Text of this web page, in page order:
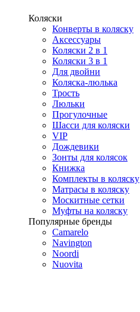
Коляски
Конверты в коляску
Аксессуары
Коляски 2 в 1
Коляски 3 в 1
Для двойни
Коляска-люлька
Трость
Люльки
Прогулочные
Шасси для коляски
VIP
Дождевики
Зонты для колясок
Книжка
Комплекты в коляску
Матрасы в коляску
Москитные сетки
Муфты на коляску
Популярные бренды
Camarelo
Navington
Noordi
Nuovita